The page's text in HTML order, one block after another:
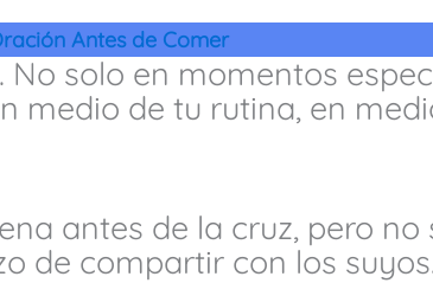
Antes de Comer
solo en momentos
medio de tu rutina, en
antes de la cruz, pero no
de compartir con los